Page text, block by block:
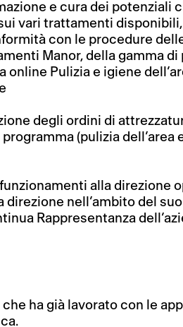
e cura dei potenziali
vari trattamenti
con le procedure
Manor, della gamma
online Pulizia e igiene
degli ordini di
(pulizia
alla direzione
nell’ambito del
Rappresentanza
ha già lavorato con le